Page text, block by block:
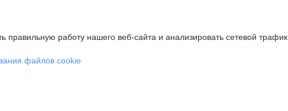
работу нашего веб-сайта и анализировать сетевой трафик.
файлов cookie